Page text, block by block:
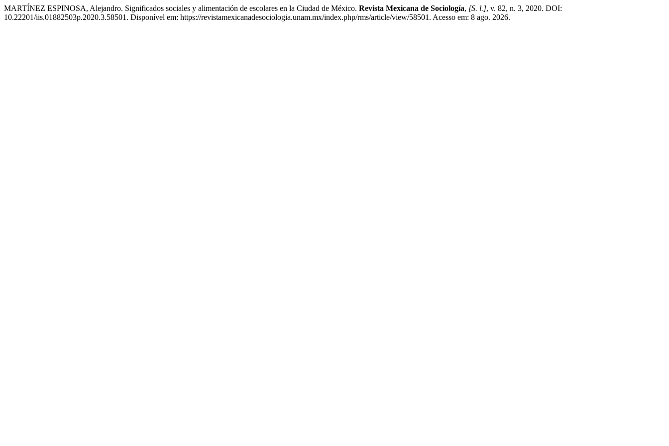
MARTÍNEZ ESPINOSA, Alejandro. Significados sociales y alimentación de escolares en la Ciudad de México. Revista Mexicana de Sociología, [S. l.], v. 82, n. 3, 2020. DOI:
10.22201/iis.01882503p.2020.3.58501. Disponível em: https://revistamexicanadesociologia.unam.mx/index.php/rms/article/view/58501. Acesso em: 8 ago. 2026.